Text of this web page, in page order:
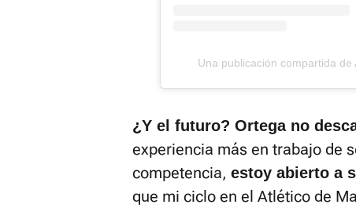
Una publicación compartida
¿Y el futuro? Ortega no
experiencia más en trabajo de
competencia, estoy abierto a
que mi ciclo en el Atlético de